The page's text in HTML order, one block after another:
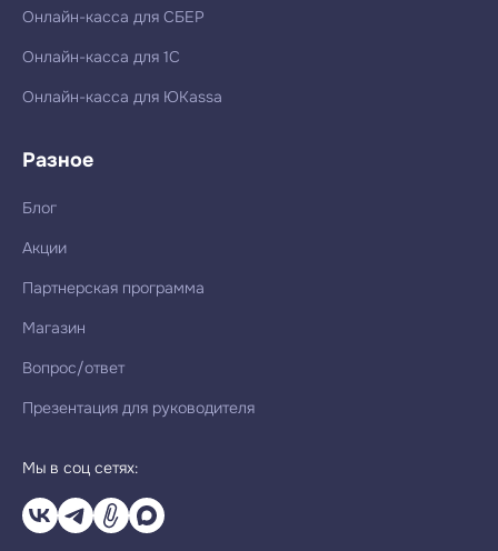
Онлайн-касса для СБЕР
Онлайн-касса для 1С
Онлайн-касса для ЮKassa
Разное
Блог
Акции
Партнерская программа
Магазин
Вопрос/ответ
Презентация для руководителя
Мы в соц сетях: